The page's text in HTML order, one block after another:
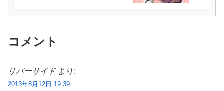
コメント
リバーサイド より:
2013年8月12日 19:39